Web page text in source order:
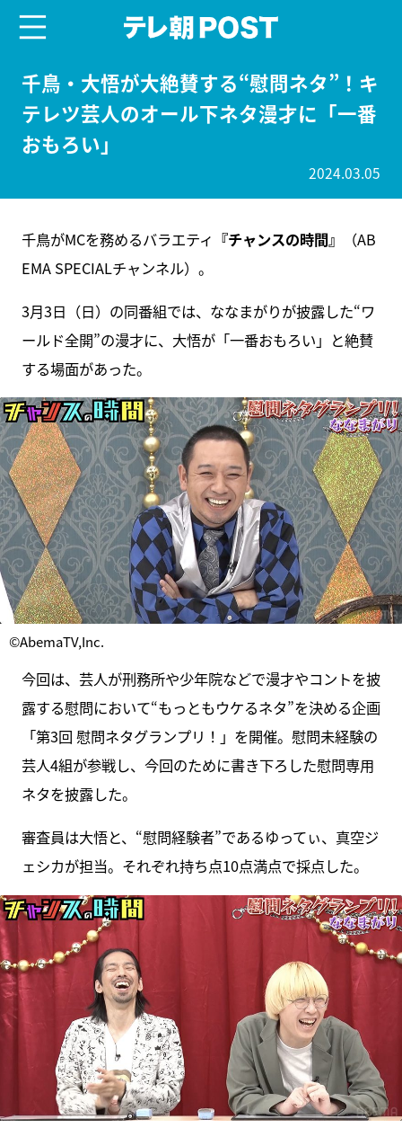
千鳥・大悟が大絶賛する“慰問ネタ”！キ
テレツ芸人のオール下ネタ漫才に「一番
おもろい」
2024.03.05
千鳥がMCを務めるバラエティ 『チャンスの時間』
（AB
EMA SPECIALチャンネル）。
3月3日（日）の同番組では、ななまがりが披露した“ワ
ールド全開”の漫才に、大悟が「一番おもろい」と絶賛
する場面があった。
©AbemaTV,Inc.
今回は、芸人が刑務所や少年院などで漫才やコントを披
露する慰問において“もっともウケるネタ”を決める企画
「第3回 慰問ネタグランプリ！」を開催。慰問未経験の
芸人4組が参戦し、今回のために書き下ろした慰問専用
ネタを披露した。
審査員は大悟と、“慰問経験者”であるゆってぃ、真空ジ
ェシカが担当。それぞれ持ち点10点満点で採点した。